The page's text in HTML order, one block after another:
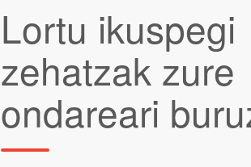
Lortu ikuspegi
zehatzak zure
ondareari